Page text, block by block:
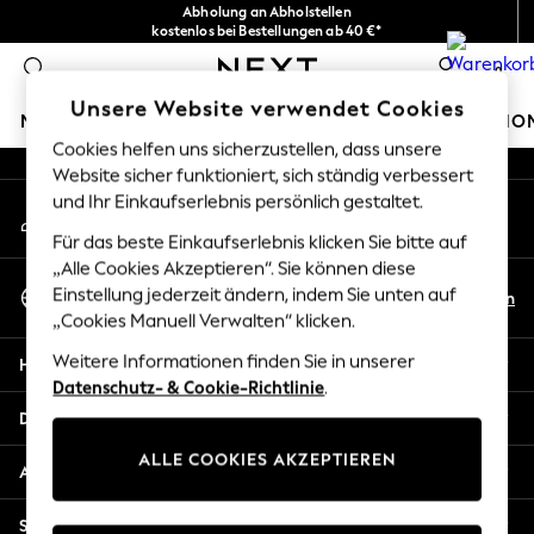
Abholung an Abholstellen
kostenlos bei Bestellungen ab 40 €*
Problemlose Rückgaben*
0
MÄDCHEN JUNGEN BABY DAMEN HERREN
HOLIDAY SHOP
Women's Holiday Shop
All Swimwear
All Beachwear
Bags & Accessories
Beach Dresses & Kaftans
Dresses
Flip Flops
Linen Collection
Sandals
Shorts
An error occurred on client
Unsere sozialen Netzwerke
Mein Konto
Melden Sie sich bei Ihrem Konto an
Sprache Auswählen
Deutsch
En
Hilfe
Datenschutz und Rechtliches
Abteilungen
Sonstige Dienstleistungen
Unsere Website verwendet Cookies
Cookies helfen uns sicherzustellen, dass unsere
Website sicher funktioniert, sich ständig verbessert
und Ihr Einkaufserlebnis persönlich gestaltet.
Für das beste Einkaufserlebnis klicken Sie bitte auf
„Alle Cookies Akzeptieren“. Sie können diese
Einstellung jederzeit ändern, indem Sie unten auf
„Cookies Manuell Verwalten“ klicken.
Weitere Informationen finden Sie in unserer
Datenschutz- & Cookie-Richtlinie.
ALLE COOKIES AKZEPTIEREN